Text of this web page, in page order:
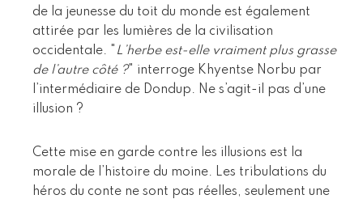
de la jeunesse du toit du monde est également
attirée par les lumières de la civilisation
occidentale. "
L’herbe est-elle vraiment plus grasse
de l’autre côté ?" interroge Khyentse Norbu par
l’intermédiaire de Dondup. Ne s’agit-il pas d’une
illusion ?
Cette mise en garde contre les illusions est la
morale de l’histoire du moine. Les tribulations du
héros du conte ne sont pas réelles, seulement une